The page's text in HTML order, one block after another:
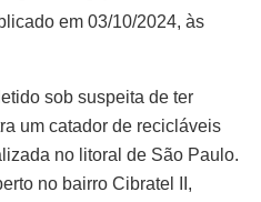
em 03/10/2024, às
sob suspeita de ter
um catador de recicláveis
no litoral de São Paulo.
no bairro Cibratel II,